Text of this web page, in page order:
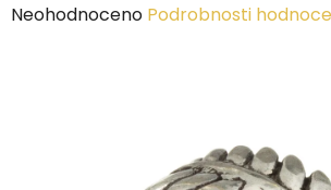
Průměrné
Neohodnoceno Podrobnosti